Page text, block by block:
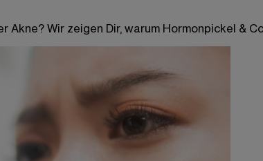
Akne? Wir zeigen Dir, warum Hormonpickel &